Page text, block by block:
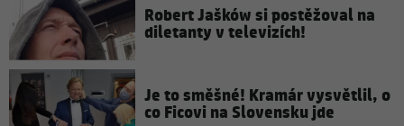
Robert Jašków si postěžoval na
diletanty v televizích!
Je to směšné! Kramár vysvětlil, o
co Ficovi na Slovensku jde